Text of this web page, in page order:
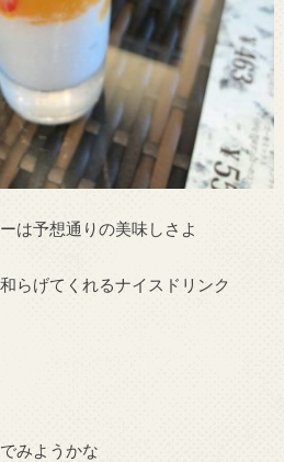
は予想通りの美味しさよ
らげてくれるナイスドリンク
みようかな